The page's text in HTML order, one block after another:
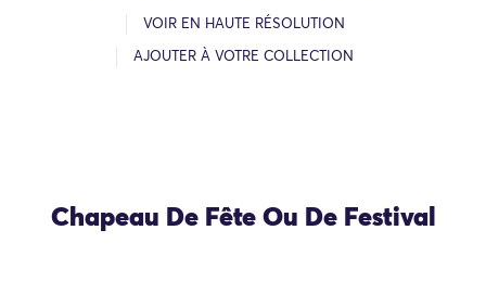
VOIR EN HAUTE RÉSOLUTION
AJOUTER À VOTRE COLLECTION
Chapeau De Fête Ou De Festival